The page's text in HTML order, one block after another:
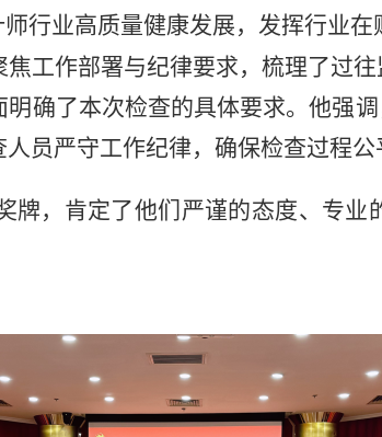
行业高质量健康发展，发挥行业在
焦工作部署与纪律要求，梳理了过
确了本次检查的具体要求。他强
员严守工作纪律，确保检查过程公
牌，肯定了他们 严谨的态度、 专业